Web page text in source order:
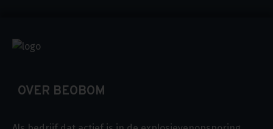
OVER BEOBOM